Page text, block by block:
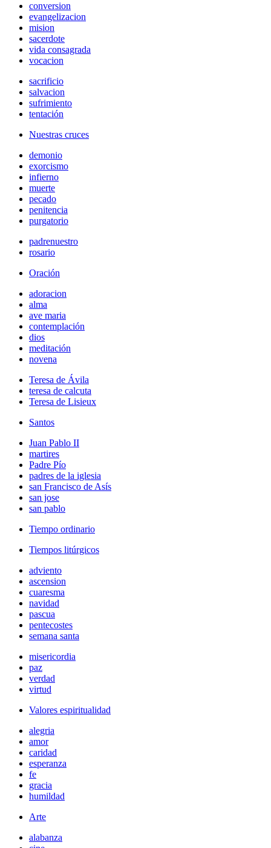
conversion
evangelizacion
mision
sacerdote
vida consagrada
vocacion
sacrificio
salvacion
sufrimiento
tentación
Nuestras cruces
demonio
exorcismo
infierno
muerte
pecado
penitencia
purgatorio
padrenuestro
rosario
Oración
adoracion
alma
ave maria
contemplación
dios
meditación
novena
Teresa de Ávila
teresa de calcuta
Teresa de Lisieux
Santos
Juan Pablo II
martires
Padre Pío
padres de la iglesia
san Francisco de Asís
san jose
san pablo
Tiempo ordinario
Tiempos litúrgicos
adviento
ascension
cuaresma
navidad
pascua
pentecostes
semana santa
misericordia
paz
verdad
virtud
Valores espiritualidad
alegria
amor
caridad
esperanza
fe
gracia
humildad
Arte
alabanza